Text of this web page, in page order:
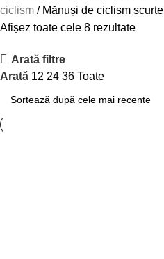
ciclism
Mănuși de ciclism scurte
Afișez toate cele 8 rezultate
Arată filtre
Arată 12 24 36 Toate